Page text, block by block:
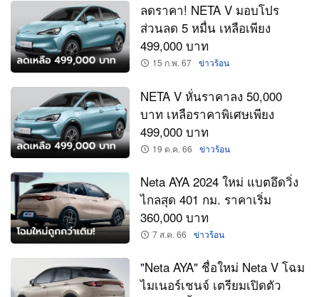
ลดราคา! NETA V มอบโปร
ส่วนลด 5 หมื่น เหลือเพียง
499,000 บาท
15 ก.พ. 67 ข่าวร้อน
NETA V หั่นราคาลง 50,000
บาท เหลือราคาพิเศษเพียง
499,000 บาท
19 ต.ค. 66 ข่าวร้อน
Neta AYA 2024 ใหม่ แบตอึดวิ่ง
ไกลสุด 401 กม. ราคาเริ่ม
360,000 บาท
7 ส.ค. 66 ข่าวร้อน
"Neta AYA" ชื่อใหม่ Neta V โฉม
ไมเนอร์เชนจ์ เตรียมเปิดตัว